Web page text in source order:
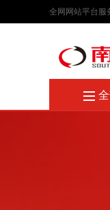
全网网站平台服